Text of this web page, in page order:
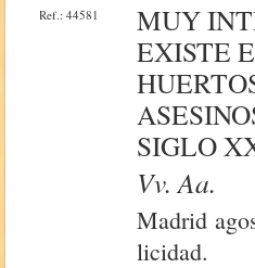
Ref.: 44581
MUY
EXISTE
SIGLO
Vv. Aa.
Madrid
licidad.